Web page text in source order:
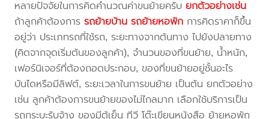
หลายปัจจัยในการคิดคำนวณค่าขนย้ายครับยกตัวอย่างเช่น
ถ้าลูกค้าต้องการรถย้ายบ้าน รถย้ายหอพัก การคิดราคาก็ขึ้น
อยู่ว่า ประเภทรถที่ใช้รถ, ระยะทางจากต้นทาง ไปยังปลายทาง
(คิดจากจุดเริ่มต้นของลูกค้า), จำนวนของที่ขนย้าย, น้ำหนัก,
เฟอร์นิเจอร์ที่ต้องถอดประกอบ, ของที่ขนย้ายอยู่ชั้นอะไร
บันไดหรือมีลิฟต์, ระยะเวลาในการขนย้าย เป็นต้น ยกตัวอย่าง
เช่น ลูกค้าต้องการขนย้ายของไม่ไกลมาก เลือกใช้บริการเป็น
รถกระบะรับจ้าง ของมีตู้เย็น ทีวี โต๊ะเขียนหนังสือ ย้ายหอพัก